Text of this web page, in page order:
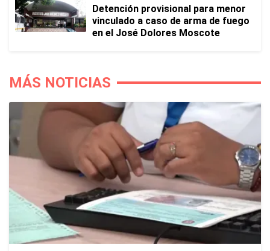
Detención provisional para menor
vinculado a caso de arma de fuego
en el José Dolores Moscote
MÁS NOTICIAS